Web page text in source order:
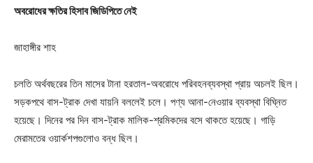
অবরোধের ক্ষতির হিসাব জিডিপিতে নেই
জাহাঙ্গীর শাহ
চলতি অর্থবছরের তিন মাসের টানা হরতাল-অবরোধে পরিবহনব্যবস্থা প্রায় অচলই ছিল।
সড়কপথে বাস-ট্রাক দেখা যায়নি বললেই চলে। পণ্য আনা-নেওয়ার ব্যবস্থা বিঘ্নিত
হয়েছে। দিনের পর দিন বাস-ট্রাক মালিক-শ্রমিকদের বসে থাকতে হয়েছে। গাড়ি
মেরামতের ওয়ার্কশপগুলোও বন্ধ ছিল।